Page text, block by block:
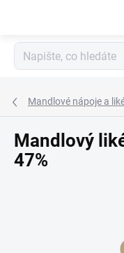
Mandlové nápoje a
Mandlový
47%